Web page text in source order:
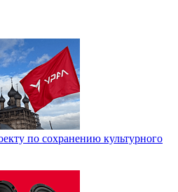
по сохранению культурного